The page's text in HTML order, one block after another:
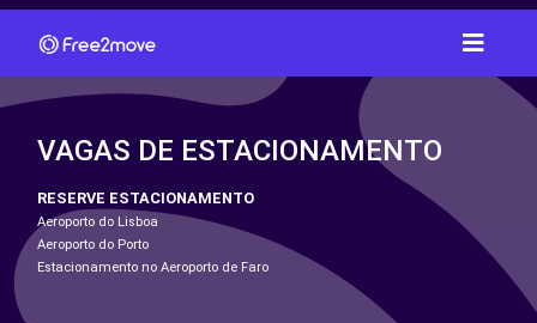
VAGAS DE ESTACIONAMENTO
RESERVE ESTACIONAMENTO
Aeroporto do Lisboa
Aeroporto do Porto
Estacionamento no Aeroporto de Faro